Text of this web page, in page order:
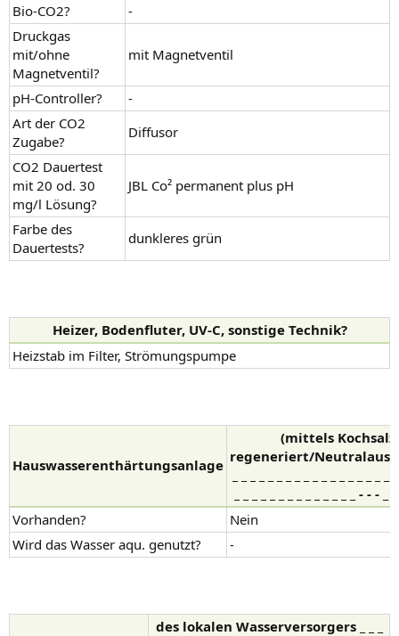
Bio-CO2?
-
Druckgas
mit/ohne
Magnetventil?
mit Magnetventil
pH-Controller?
-
Art der CO2
Zugabe?
Diffusor
CO2 Dauertest
mit 20 od. 30
mg/l Lösung?
JBL Co² permanent plus pH
Farbe des
Dauertests?
dunkleres grün
Heizer, Bodenfluter, UV-C, sonstige Technik?
Heizstab im Filter, Strömungspumpe
Hauswasserenthärtungsanlage
(mittels Kochsalz
regeneriert/
_ _ _ _ _ _ _ _ _ _ _ _ _ _ - - - _
Vorhanden?
Nein
Wird das Wasser aqu. genutzt?
-
des lokalen Wasserversorgers _ _ _